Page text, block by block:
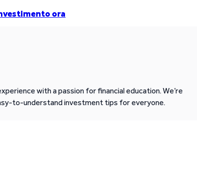
ora
with a passion for financial education. We’re
to-understand investment tips for everyone.